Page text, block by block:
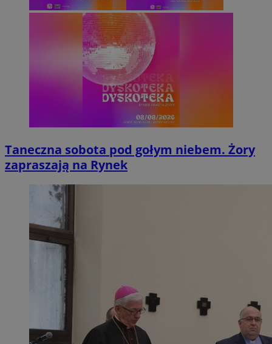
Taneczna sobota pod gołym niebem. Żory
zapraszają na Rynek